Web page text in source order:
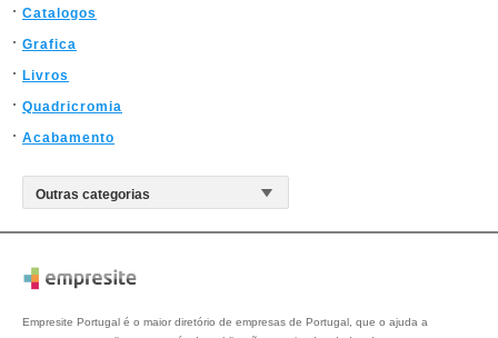
Catalogos
Grafica
Livros
Quadricromia
Acabamento
Empresite Portugal é o maior diretório de empresas de Portugal, que o ajuda a